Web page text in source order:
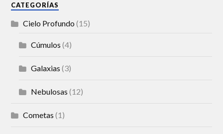
CATEGORÍAS
Cielo Profundo (15)
Cúmulos (4)
Galaxias (3)
Nebulosas (12)
Cometas (1)